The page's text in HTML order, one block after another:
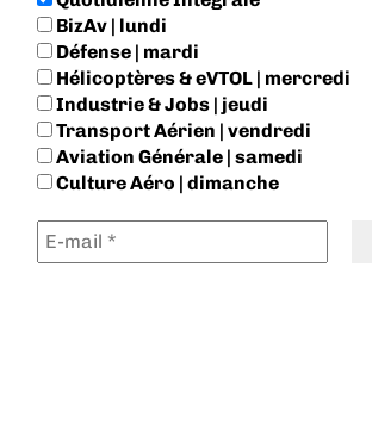
BizAv | lundi
Défense | mardi
Hélicoptères & eVTOL | mercredi
Industrie & Jobs | jeudi
Transport Aérien | vendredi
Aviation Générale | samedi
Culture Aéro | dimanche